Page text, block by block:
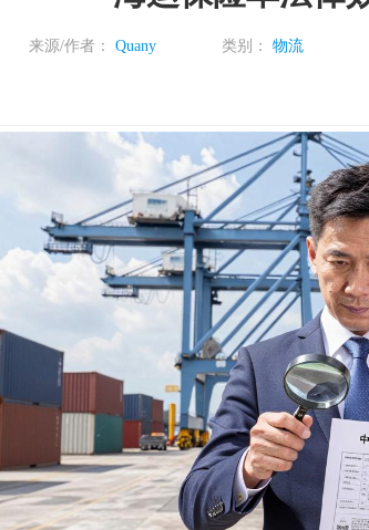
来源/作者： Quany 类别： 物流